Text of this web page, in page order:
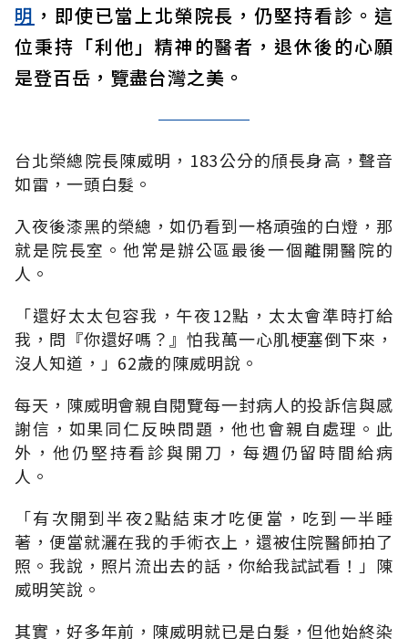
明 ，即使已當上北榮院長，仍堅持看診。這
位秉持「利他」精神的醫者，退休後的心願
是登百岳，覽盡台灣之美。
台北榮總院長陳威明，183公分的頎長身高，聲音
如雷，一頭白髮。
入夜後漆黑的榮總，如仍看到一格頑強的白燈，那
就是院長室。他常是辦公區最後一個離開醫院的
人 。
「還好太太包容我，午夜12點，太太會準時打給
我，問『你還好嗎？』怕我萬一心肌梗塞倒下來，
沒人知道 ，」62歲的陳威明說。
每天，陳威明會親自閱覽每一封病人的投訴信與感
謝信，如果同仁反映問題，他也會親自處理。此
外，他仍堅持看診與開刀，每週仍留時間給病
人。
「有次開到半夜2點結束才吃便當，吃到一半睡
著，便當就灑在我的手術衣上，還被住院醫師拍了
照。我說，照片流出去的話，你給我試試看！」陳
威明笑說 。
其實，好多年前，陳威明就已是白髮，但他始終染